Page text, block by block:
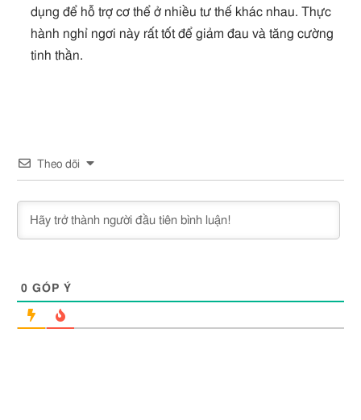
dụng để hỗ trợ cơ thể ở nhiều tư thế khác nhau. Thực
hành nghỉ ngơi này rất tốt để giảm đau và tăng cường
tinh thần.
Theo dõi
0 GÓP Ý